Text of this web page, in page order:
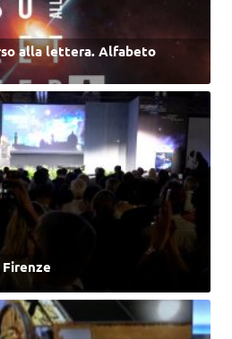
alla lettera. Alfabeto